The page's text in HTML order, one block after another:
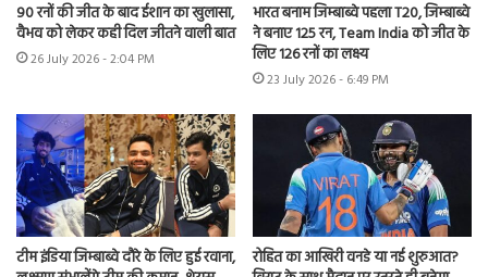
90 रनों की जीत के बाद ईशान का खुलासा,
वैभव को लेकर कही दिल जीतने वाली बात
26 July 2026 - 2:04 PM
भारत बनाम जिम्बाब्वे पहला T20, जिम्बाब्वे
ने बनाए 125 रन, Team India को जीत के
लिए 126 रनों का लक्ष्य
23 July 2026 - 6:49 PM
टीम इंडिया जिम्बाब्वे दौरे के लिए हुई रवाना,
रोहित का आखिरी वनडे या नई शुरुआत?